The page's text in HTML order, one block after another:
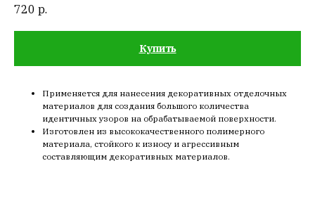
720 р.
Купить
Применяется для нанесения декоративных отделочных
материалов для создания большого количества
идентичных узоров на обрабатываемой поверхности.
Изготовлен из высококачественного полимерного
материала, стойкого к износу и агрессивным
составляющим декоративных материалов.